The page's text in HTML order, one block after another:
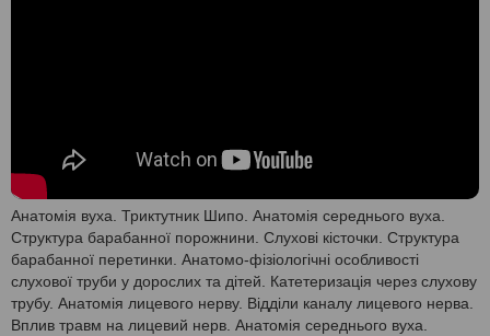
Анатомія вуха. Триктутник Шипо. Анатомія середнього вуха.
Структура барабанної порожнини. Слухові кісточки. Структура
барабанної перетинки. Анатомо-фізіологічні особливості
слухової труби у дорослих та дітей. Катетеризація через слухову
трубу. Анатомія лицевого нерву. Відділи каналу лицевого нерва.
Вплив травм на лицевий нерв. Анатомія середнього вуха.